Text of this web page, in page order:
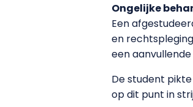
Ongelijke
Een
en
een aanvullende
De student
op dit punt in